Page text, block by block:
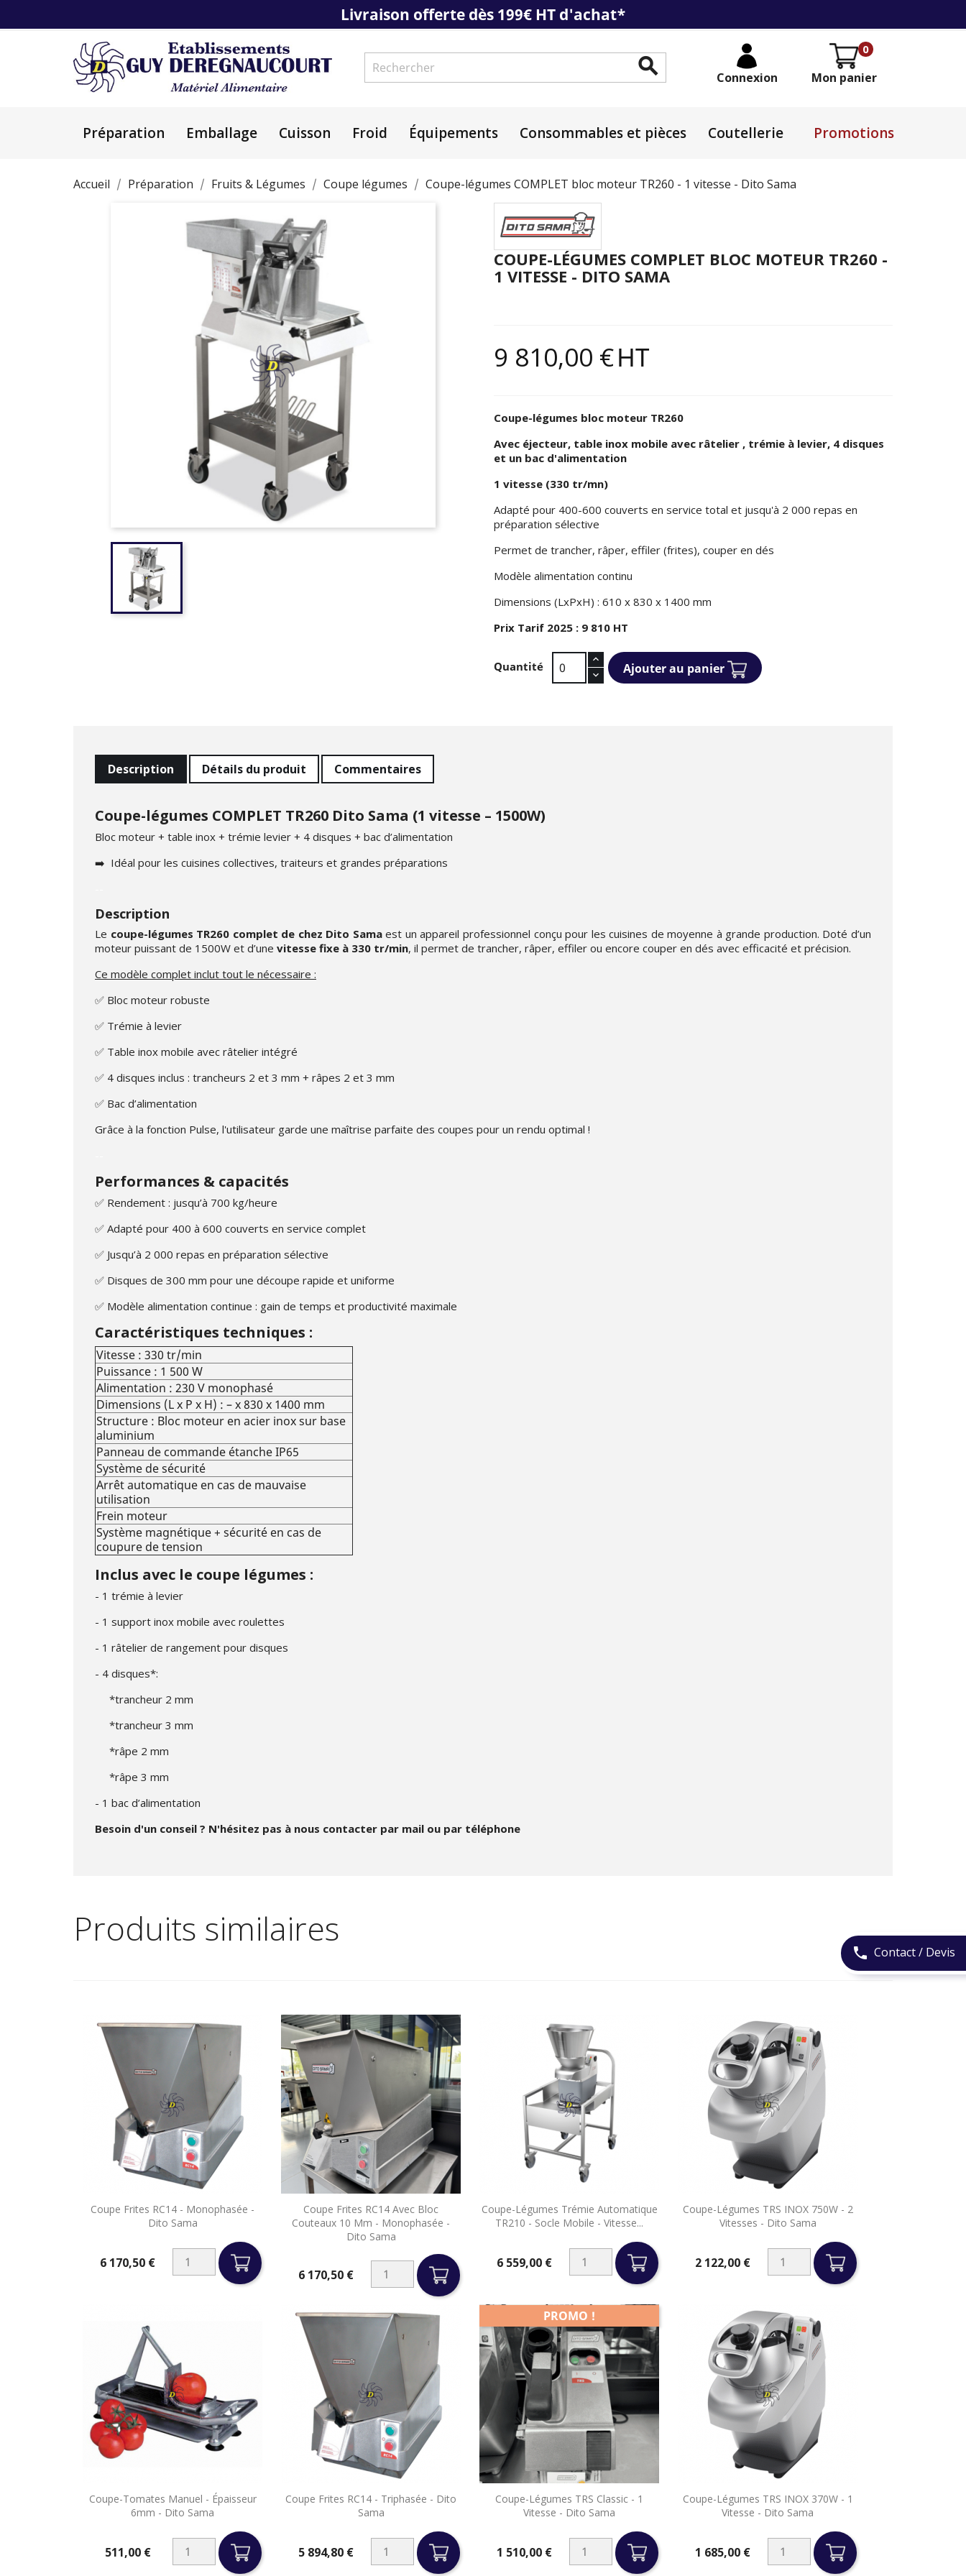
Livraison offerte dès 199€ HT d'achat*
0
Mon panier
 Connexion
Préparation Emballage Cuisson Froid Équipements Consommables et pièces Coutellerie Promotions
phone Contact / Devis
Accueil Préparation Fruits & Légumes Coupe légumes Coupe-légumes COMPLET bloc moteur TR260 - 1 vitesse - Dito Sama
COUPE-LÉGUMES COMPLET BLOC MOTEUR TR260 -
1 VITESSE - DITO SAMA
9 810,00 €HT
Coupe-légumes bloc moteur TR260
Avec éjecteur, table inox mobile avec râtelier , trémie à levier, 4 disques
et un bac d'alimentation
1 vitesse (330 tr/mn)
Adapté pour 400-600 couverts en service total et jusqu'à 2 000 repas en
préparation sélective
Permet de trancher, râper, effiler (frites), couper en dés
Modèle alimentation continu
Dimensions (LxPxH) : 610 x 830 x 1400 mm
Prix Tarif 2025 : 9 810 HT
Quantité Ajouter au panier
Description Détails du produit Commentaires
Coupe-légumes COMPLET TR260 Dito Sama (1 vitesse – 1500W)
Bloc moteur + table inox + trémie levier + 4 disques + bac d’alimentation
➡️ Idéal pour les cuisines collectives, traiteurs et grandes préparations
Description
Le coupe-légumes TR260 complet de chez Dito Samaest un appareil professionnel conçu pour les cuisines de moyenne à grande production. Doté d’un
moteur puissant de 1500W et d’une vitesse fixe à 330 tr/min, il permet de trancher, râper, effiler ou encore couper en dés avec efficacité et précision.
Ce modèle complet inclut tout le nécessaire :
✅ Bloc moteur robuste
✅ Trémie à levier
✅ Table inox mobile avec râtelier intégré
✅ 4 disques inclus : trancheurs 2 et 3 mm + râpes 2 et 3 mm
✅ Bac d’alimentation
Grâce à la fonction Pulse, l'utilisateur garde une maîtrise parfaite des coupes pour un rendu optimal !
Performances & capacités
✅ Rendement : jusqu’à 700 kg/heure
✅ Adapté pour 400 à 600 couverts en service complet
✅ Jusqu’à 2 000 repas en préparation sélective
✅ Disques de 300 mm pour une découpe rapide et uniforme
✅ Modèle alimentation continue : gain de temps et productivité maximale
Caractéristiques techniques :
Vitesse : 330 tr/min
Puissance : 1 500 W
Alimentation : 230 V monophasé
Dimensions (L x P x H) : – x 830 x 1400 mm
Structure : Bloc moteur en acier inox sur base
aluminium
Panneau de commande étanche IP65
Système de sécurité
Arrêt automatique en cas de mauvaise
utilisation
Frein moteur
Système magnétique + sécurité en cas de
coupure de tension
Inclus avec le coupe légumes :
- 1 trémie à levier
- 1 support inox mobile avec roulettes
- 1 râtelier de rangement pour disques
- 4 disques*:
*trancheur 2 mm
*trancheur 3 mm
*râpe 2 mm
*râpe 3 mm
- 1 bac d’alimentation
Besoin d'un conseil ? N'hésitez pas à nous contacter par mail ou par téléphone
Produits similaires
Coupe Frites RC14 - Monophasée -
Dito Sama
Prix6 170,50 €
Aperçu rapide
Coupe Frites RC14 Avec Bloc
Couteaux 10 Mm - Monophasée -
Dito Sama
Prix6 170,50 €
Aperçu rapide
Coupe-Légumes Trémie Automatique
TR210 - Socle Mobile - Vitesse...
Prix6 559,00 €
Aperçu rapide
Coupe-Légumes TRS INOX 750W - 2
Vitesses - Dito Sama
Prix2 122,00 €
Aperçu rapide
Coupe-Tomates Manuel - Épaisseur
6mm - Dito Sama
511,00 €
Aperçu rapide
Coupe Frites RC14 - Triphasée - Dito
Sama
Prix5 894,80 €
 Aperçu rapide
Coupe-Légumes TRS Classic - 1
Vitesse - Dito Sama
Prix1 510,00 €
PROMO !
Aperçu rapide
Coupe-Légumes TRS INOX 370W - 1
Vitesse - Dito Sama
Prix1 685,00 €
Aperçu rapide